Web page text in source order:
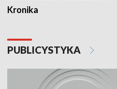
Kronika
PUBLICYSTYKA